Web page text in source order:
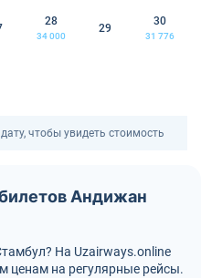
28
34 000
29
30
31 776
чтобы увидеть стоимость
Андижан
На Uzairways.online
ценам на регулярные рейсы.